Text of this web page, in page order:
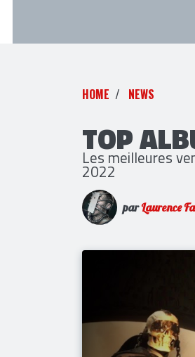
HOME NEWS
TOP
Les meilleures
2022